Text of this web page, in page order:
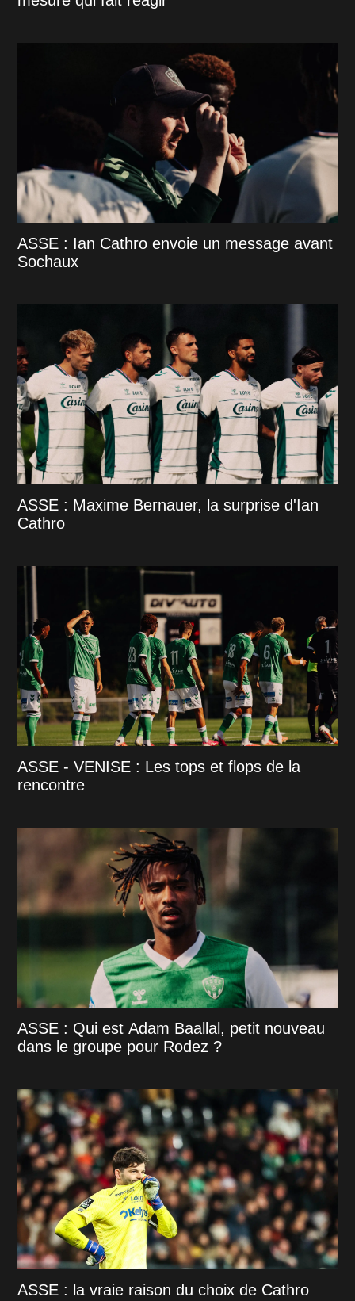
ASSE : Ian Cathro envoie un message avant
Sochaux
ASSE : Maxime Bernauer, la surprise d'Ian
Cathro
ASSE - VENISE : Les tops et flops de la
rencontre
ASSE : Qui est Adam Baallal, petit nouveau
dans le groupe pour Rodez ?
ASSE : la vraie raison du choix de Cathro